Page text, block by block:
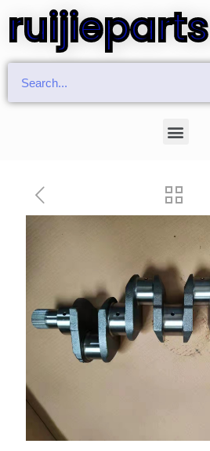
ruijieparts